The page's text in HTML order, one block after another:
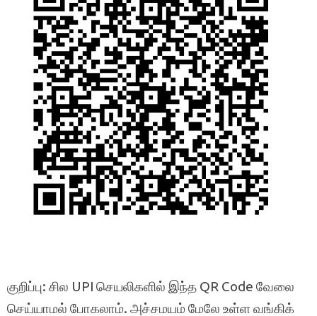
குறிப்பு: சில UPI செயலிகளில் இந்த QR Code வேலை
செய்யாமல் போகலாம். அச்சமயம் மேலே உள்ள வங்கிக்